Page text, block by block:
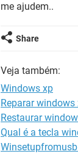
me ajudem..
Share
Veja também:
Windows xp
Reparar windows
Restaurar
Qual é a tecla